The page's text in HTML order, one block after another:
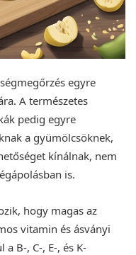
egyre
A természetes
pedig egyre
a gyümölcsöknek,
kínálnak, nem
is.
hogy magas az
vitamin és ásványi
B-, C-, E-, és K-